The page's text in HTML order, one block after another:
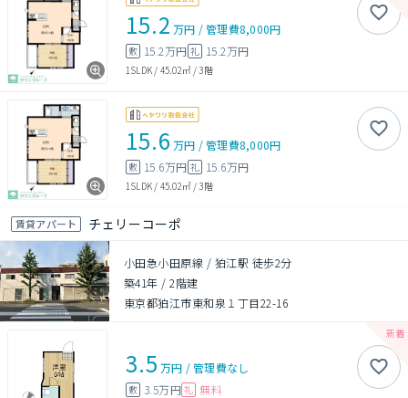
15.2 万円 /管理費8,000円
敷 15.2万円 礼 15.2万円
1SLDK / 45.02㎡/3階
15.6 万円 /管理費8,000円
敷 15.6万円 礼 15.6万円
1SLDK / 45.02㎡/3階
賃貸アパート チェリーコーポ
小田急小田原線 / 狛江駅 徒歩2分
築41年 /2階建
東京都狛江市東和泉１丁目22-16
3.5 万円 /管理費なし
敷 3.5万円 礼 無料